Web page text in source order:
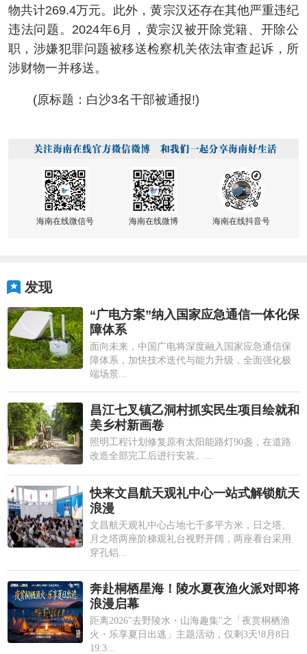
物共计269.4万元。此外，黄宗汉还存在其他严重违纪
违法问题。2024年6月，黄宗汉被开除党籍、开除公
职，涉嫌犯罪问题被移送检察机关依法审查起诉，所
涉财物一并移送。
(原标题：白沙3名干部被通报!)
海南在线微信号 海南在线微博 海南在线抖音号
发现
“广电方案”纳入国家应急通信一体化保
障体系
面向未来，中国广电将深度融入国家应急通信保
障体系，加快技术迭代与能力升级，全面强化极
端场景...
昌江七叉镇乙洞村抓实民生项目绘就和
美乡村新画卷
照明工程计划修复原有太阳能路灯90盏，在道路
改造全部完工后进行安装。...
快来文昌航天观礼中心一站式解锁航天
浪漫
文昌航天观礼中心占地七千多平方米，日之塔、
月之塔两座阶梯观礼台视野开阔，两座看台采用
穿孔铝...
奔赴桐栖星海！陵水夏夜渔火派对即将
浪漫启幕
距离2026"去野陵水・山海趣集"之「夜赏桐栖渔
火・乐享夏日出逃」主题活动，仅剩3天!8月8日
19:3...